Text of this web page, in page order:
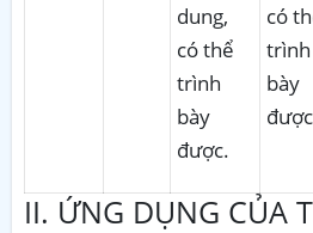
dung,
có thể
trình
bày
được.
có
trình
bày
II. ỨNG DỤNG CỦA